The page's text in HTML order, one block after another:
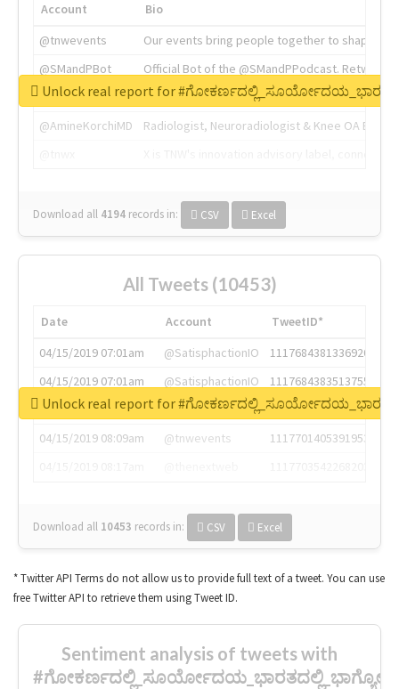
Account
Bio
@tnwevents
Our events bring people together to shape the
@SMandPBot
Official Bot of the @SMandPPodcast.
@thenextweb
The heart of tech.
@AmineKorchiMD
Radiologist, Neuroradiologist & Knee OA
Download all 4194 records in: CSV Excel
Unlock real report for
All Tweets (10453)
Date Account
TweetID*
04/15/2019 07:01am
@SatisphactionIO
1117684381336920064
04/15/2019 07:01am
@SatisphactionIO
1117684383513755649
04/15/2019 07:03am
@annaercilla
1117684805876027392
04/15/2019 08:09am
@tnwevents
1117701405391953920
Download all 10453 records in: CSV Excel
Unlock real report for
* Twitter API Terms do not allow us to provide full text of a tweet. You can use
free Twitter API to retrieve them using Tweet ID.
Sentiment analysis of tweets with